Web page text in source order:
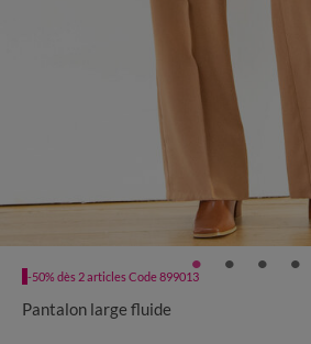
-50% dès 2 articles Code 899013
Pantalon large fluide